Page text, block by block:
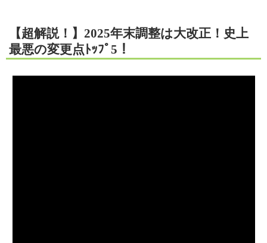
【超解説！】2025年末調整は大改正！史上
最悪の変更点ﾄｯﾌﾟ5！